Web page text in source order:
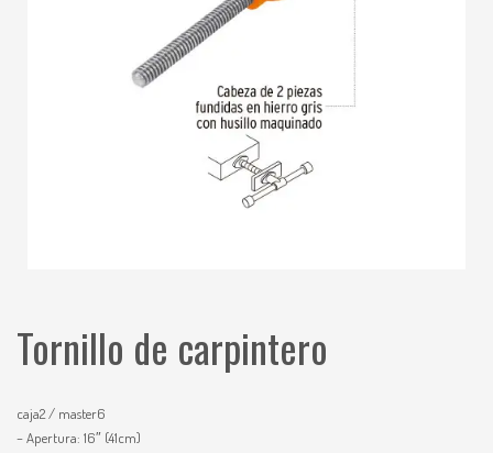
Tornillo de carpintero
caja2 / master6
– Apertura: 16″ (41cm)